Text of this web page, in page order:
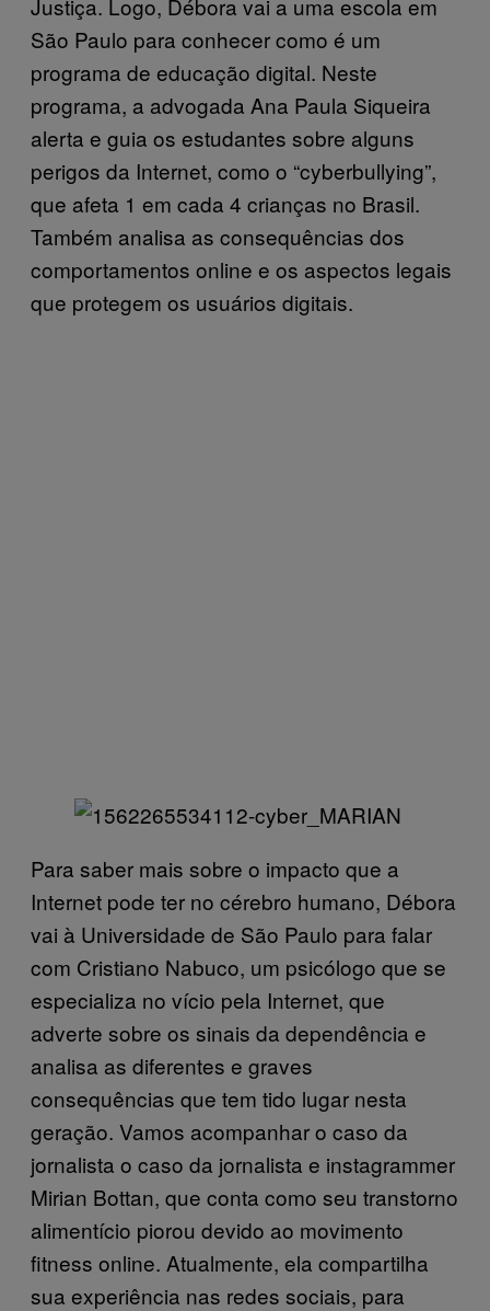
São Paulo para conhecer como é um
programa de educação digital. Neste
programa, a advogada Ana Paula Siqueira
alerta e guia os estudantes sobre alguns
perigos da Internet, como o “cyberbullying”,
que afeta 1 em cada 4 crianças no Brasil.
Também analisa as consequências dos
comportamentos online e os aspectos legais
que protegem os usuários digitais.
Para saber mais sobre o impacto que a
Internet pode ter no cérebro humano, Débora
vai à Universidade de São Paulo para falar
com Cristiano Nabuco, um psicólogo que se
especializa no vício pela Internet, que
adverte sobre os sinais da dependência e
analisa as diferentes e graves
consequências que tem tido lugar nesta
geração. Vamos acompanhar o caso da
jornalista o caso da jornalista e instagrammer
Mirian Bottan, que conta como seu transtorno
alimentício piorou devido ao movimento
fitness online. Atualmente, ela compartilha
sua experiência nas redes sociais, para